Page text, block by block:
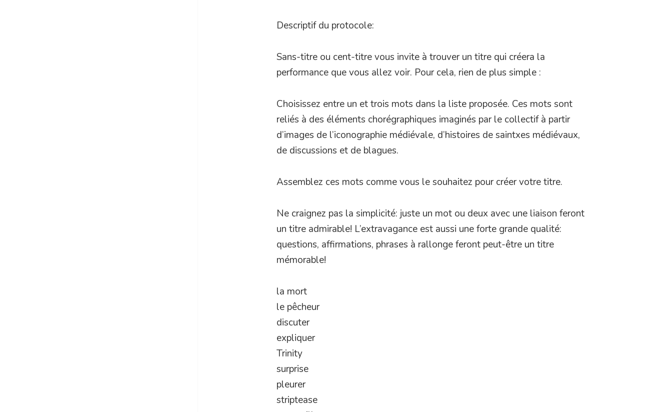
Descriptif du protocole:
Sans-titre ou cent-titre vous invite à trouver un titre qui créera la
performance que vous allez voir. Pour cela, rien de plus simple :
Choisissez entre un et trois mots dans la liste proposée. Ces mots sont
reliés à des éléments chorégraphiques imaginés par le collectif à partir
d’images de l’iconographie médiévale, d’histoires de saintxes médiévaux,
de discussions et de blagues.
Assemblez ces mots comme vous le souhaitez pour créer votre titre.
Ne craignez pas la simplicité: juste un mot ou deux avec une liaison feront
un titre admirable! L’extravagance est aussi une forte grande qualité:
questions, affirmations, phrases à rallonge feront peut-être un titre
mémorable!
la mort
le pêcheur
discuter
expliquer
Trinity
surprise
pleurer
striptease